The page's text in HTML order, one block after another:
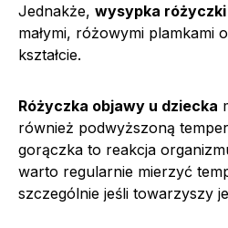
Jednakże, wysypka różyczki
małymi, różowymi plamkami
kształcie.
Różyczka objawy u dziecka
również podwyższoną
gorączka to reakcja
warto regularnie mierzyć
szczególnie jeśli towarzyszy